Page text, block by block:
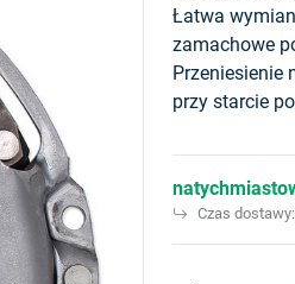
Łatwa
zamachowe
Przeniesienie
przy starcie
Czas